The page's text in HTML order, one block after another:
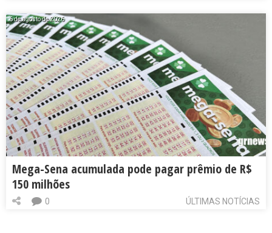
6 de agosto de 2026
Mega-Sena acumulada pode pagar prêmio de R$
150 milhões
ÚLTIMAS NOTÍCIAS
0